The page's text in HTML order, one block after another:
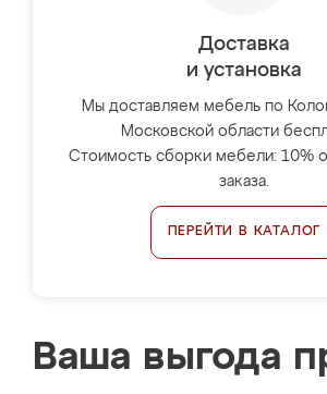
Доставка
и установка
Мы доставляем мебель по
Московской области
Стоимость сборки мебели: 10%
заказа.
ПЕРЕЙТИ В КАТАЛОГ
Ваша выгода